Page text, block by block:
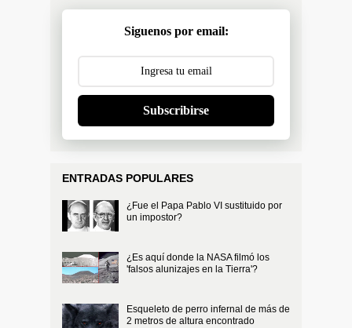
Siguenos por email:
Subscribirse
ENTRADAS POPULARES
¿Fue el Papa Pablo VI sustituido por
un impostor?
¿Es aquí donde la NASA filmó los
'falsos alunizajes en la Tierra'?
Esqueleto de perro infernal de más de
2 metros de altura encontrado